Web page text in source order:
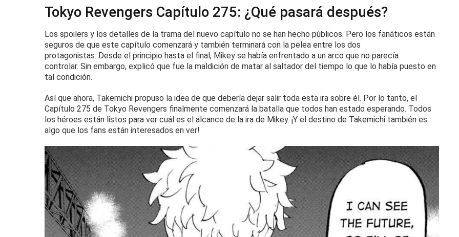
Tokyo Revengers Capítulo 275: ¿Qué pasará después?
Los spoilers y los detalles de la trama del nuevo capítulo no se han hecho públicos. Pero los fanáticos están
seguros de que este capítulo comenzará y también terminará con la pelea entre los dos
protagonistas. Desde el principio hasta el final, Mikey se había enfrentado a un arco que no parecía
controlar. Sin embargo, explicó que fue la maldición de matar al saltador del tiempo lo que lo había puesto en
tal condición.
Así que ahora, Takemichi propuso la idea de que debería dejar salir toda esta ira sobre él. Por lo tanto, el
Capítulo 275 de Tokyo Revengers finalmente comenzará la batalla que todos han estado esperando. Todos
los héroes están listos para ver cuál es el alcance de la ira de Mikey. ¡Y el destino de Takemichi también es
algo que los fans están interesados ​​en ver!